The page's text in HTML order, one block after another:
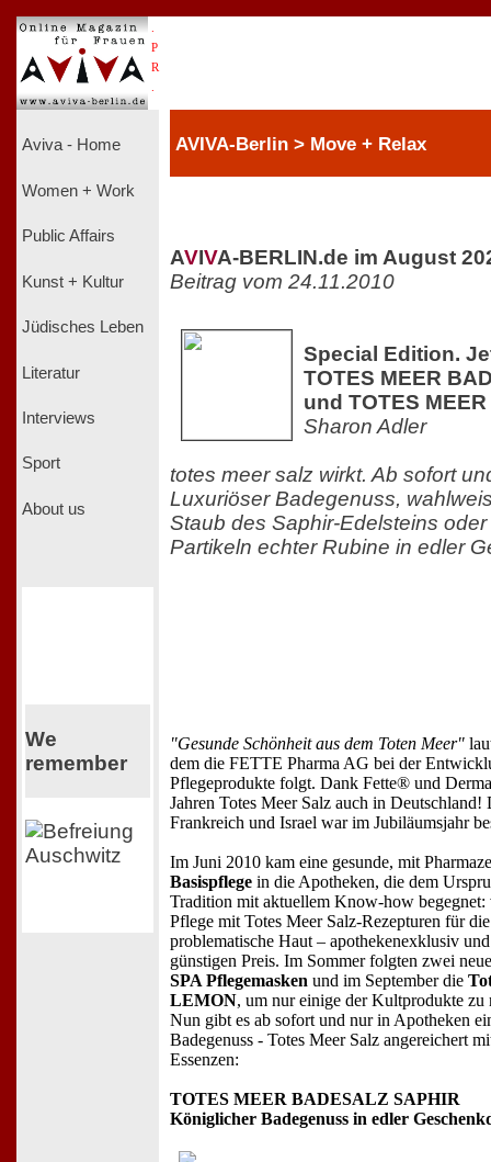
P
R
Aviva - Home
Women + Work
Public Affairs
Kunst + Kultur
Jüdisches Leben
Literatur
Interviews
Sport
About us
We
remember
AVIVA-Berlin > Move + Relax
AVIVA-BERLIN.de im August
Beitrag vom 24.11.2010
Special Edition.
TOTES MEER
und TOTES
Sharon Adler
totes meer salz wirkt. Ab sofort
Luxuriöser Badegenuss,
Staub des Saphir-Edelsteins
Partikeln echter Rubine in edler
"Gesunde Schönheit aus dem Toten Meer"
dem die FETTE Pharma AG bei der
Pflegeprodukte folgt. Dank Fette® und
Jahren Totes Meer Salz auch in Deutschland!
Frankreich und Israel war im Jubiläumsjahr
Im Juni 2010 kam eine gesunde, mit
Basispflege in die Apotheken, die dem
Tradition mit aktuellem Know-how
Pflege mit Totes Meer Salz-Rezepturen für
problematische Haut – apothekenexklusiv
günstigen Preis. Im Sommer folgten zwei
SPA Pflegemasken und im September die
LEMON, um nur einige der Kultprodukte zu
Nun gibt es ab sofort und nur in Apotheken
Badegenuss - Totes Meer Salz angereichert
Essenzen:
TOTES MEER BADESALZ SAPHIR
Königlicher Badegenuss in edler